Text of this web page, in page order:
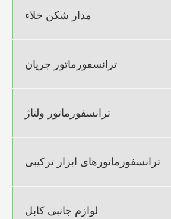
مدار شکن خلاء
ترانسفورماتور جریان
ترانسفورماتور ولتاژ
ترانسفورماتورهای ابزار ترکیبی
لوازم جانبی کابل